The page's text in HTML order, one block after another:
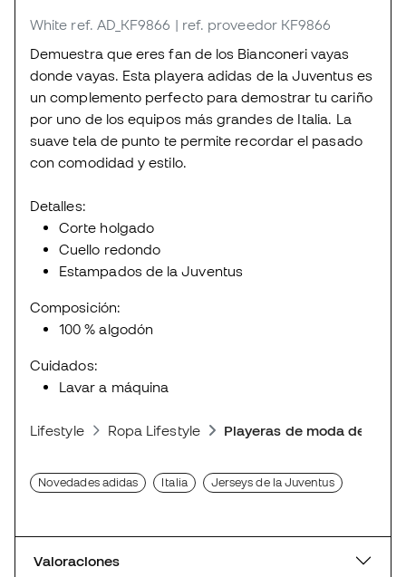
White ref. AD_KF9866 | ref. proveedor KF9866
Demuestra que eres fan de los Bianconeri vayas
donde vayas. Esta playera adidas de la Juventus es
un complemento perfecto para demostrar tu cariño
por uno de los equipos más grandes de Italia. La
suave tela de punto te permite recordar el pasado
con comodidad y estilo.
Detalles:
Corte holgado
Cuello redondo
Estampados de la Juventus
Composición:
100 % algodón
Cuidados:
Lavar a máquina
Lifestyle Ropa Lifestyle Playeras de moda
Novedades adidas Italia Jerseys de la Juventus
Valoraciones